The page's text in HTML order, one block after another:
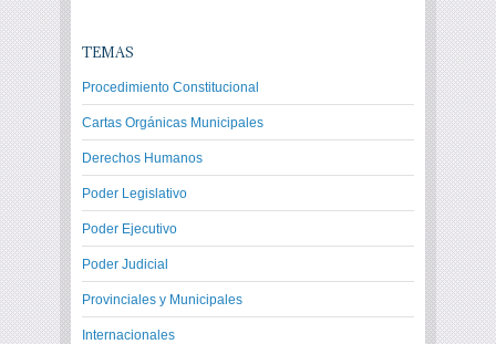
TEMAS
Procedimiento Constitucional
Cartas Orgánicas Municipales
Derechos Humanos
Poder Legislativo
Poder Ejecutivo
Poder Judicial
Provinciales y Municipales
Internacionales